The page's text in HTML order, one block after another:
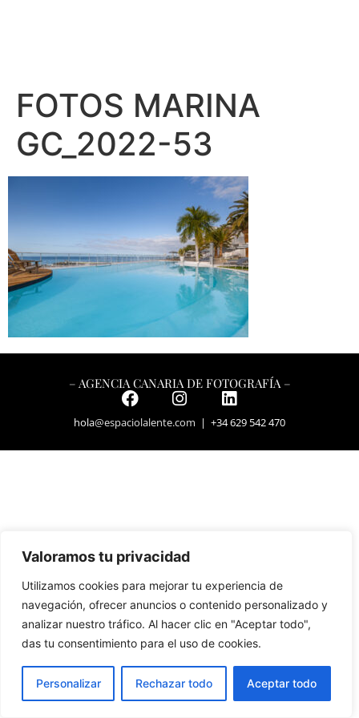
Valoramos tu privacidad
Utilizamos cookies para mejorar tu experiencia de
navegación, ofrecer anuncios o contenido personalizado y
analizar nuestro tráfico. Al hacer clic en "Aceptar todo",
das tu consentimiento para el uso de cookies.
Personalizar Rechazar todo Aceptar todo
FOTOS MARINA
GC_2022-53
– AGENCIA CANARIA DE FOTOGRAFÍA –
hola@espaciolalente.com | +34 629 542 470